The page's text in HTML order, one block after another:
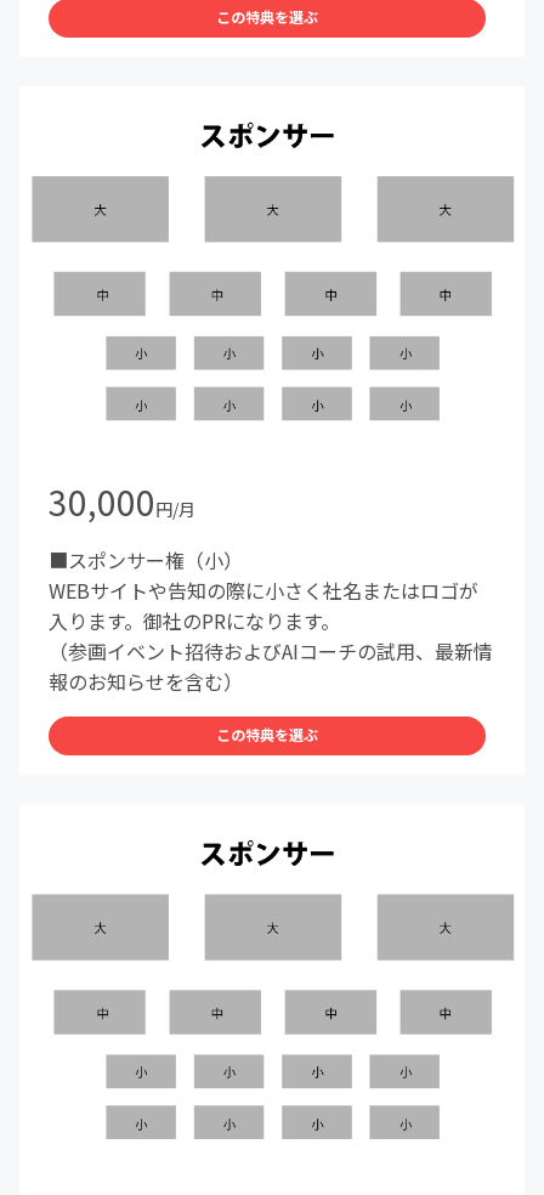
この特典を選ぶ
30,000円/月
■スポンサー権（小）
WEBサイトや告知の際に小さく社名またはロゴが
入ります。御社のPRになります。
（参画イベント招待およびAIコーチの試用、最新情
報のお知らせを含む）
この特典を選ぶ